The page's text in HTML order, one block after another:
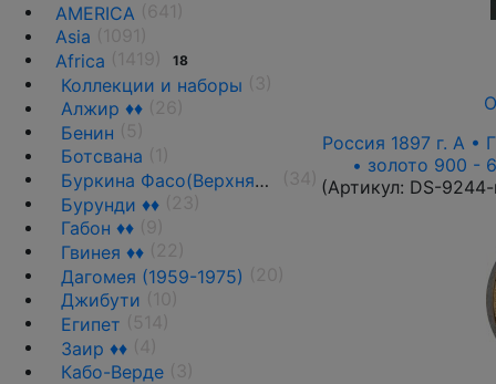
AMERICA
Asia
Africa
18
Коллекции и наборы
Алжир ♦♦
Бенин
Ботсвана
Буркина Фасо(Верхняя Вольта)
Бурунди ♦♦
Габон ♦♦
Гвинея ♦♦
Дагомея (1959-1975)
Джибути
Египет
Заир ♦♦
Кабо-Верде
Россия 1897 г. А •
• золото 900 -
(Артикул: DS-